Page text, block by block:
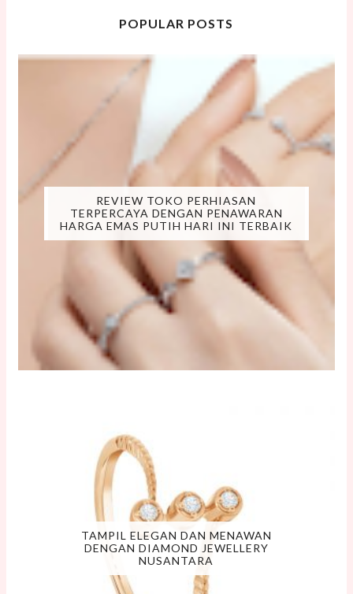
POPULAR POSTS
REVIEW TOKO PERHIASAN
TERPERCAYA DENGAN PENAWARAN
HARGA EMAS PUTIH HARI INI TERBAIK
TAMPIL ELEGAN DAN MENAWAN
DENGAN DIAMOND JEWELLERY
NUSANTARA